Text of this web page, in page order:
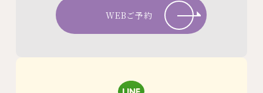
WEBご予約